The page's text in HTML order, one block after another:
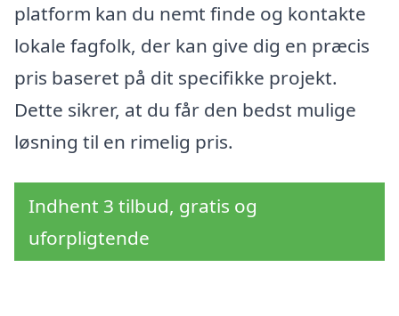
platform kan du nemt finde og kontakte
lokale fagfolk, der kan give dig en præcis
pris baseret på dit specifikke projekt.
Dette sikrer, at du får den bedst mulige
løsning til en rimelig pris.
Indhent 3 tilbud, gratis og
uforpligtende